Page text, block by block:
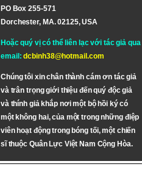
PO Box 255-571
Dorchester, MA. 02125, USA
Hoặc quý vị có thể liên lạc với tác giả qua
email:dcbinh38@hotmail.com
Chúng tôi xin chân thành cám ơn tác giả
và trân trọng giới thiệu đến quý độc giả
và thính giả khắp nơi một bộ hồi ký có
một không hai, của một trong những điệp
viên hoạt động trong bóng tối, một chiến
sĩ thuộc Quân Lực Việt Nam Cộng Hòa.